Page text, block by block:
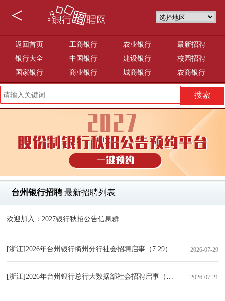
<
返回首页 工商银行 农业银行
最新招聘
银行大全
中国银行 建设银行
校园招聘
国家银行
商业银行 城商银行 农商银行
台州银行招聘最新招聘列表
欢迎加入：2027银行秋招公告信息群
[浙江]2026年台州银行衢州分行社会招聘启事（7.29） 2026-07-29
[浙江]2026年台州银行总行大数据部社会招聘启事（7.21） 2026-07-21